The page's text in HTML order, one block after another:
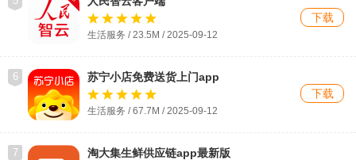
生活服务 / 23.5M / 2025-09-12
下载
6 苏宁小店免费送货上门app
生活服务 / 67.7M / 2025-09-12
下载
7 淘大集生鲜供应链app最新版